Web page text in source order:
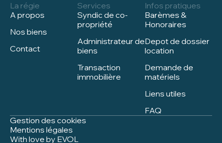
La régie
A propos
Nos biens
Contact
Services
Syndic de co-
propriété
Administrateur de
biens
Transaction
immobilière
Infos pratiques
Barèmes &
Honoraires
Depot de dossier
location
Demande de
matériels
Liens utiles
FAQ
Gestion des cookies
Mentions légales
With love by EVOL